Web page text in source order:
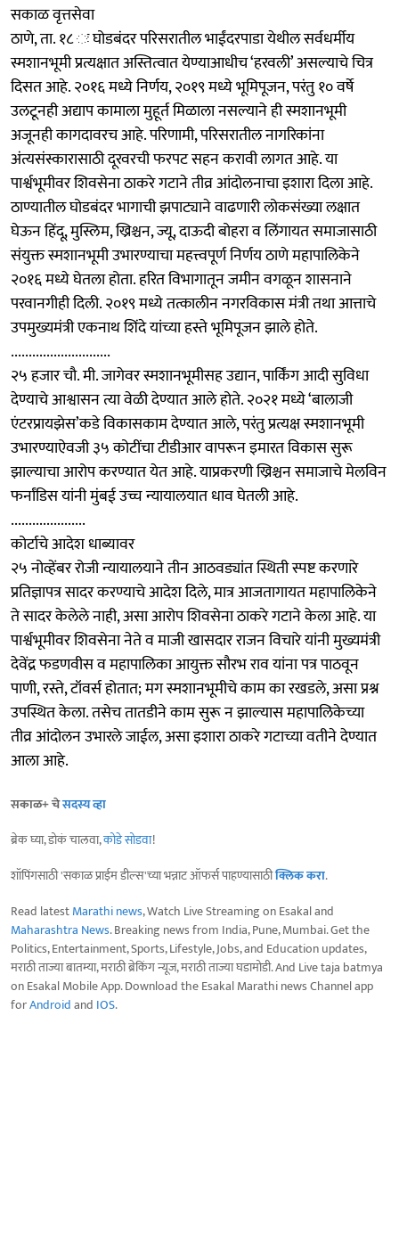
सकाळ वृत्तसेवा
ठाणे, ता. १८ ः घोडबंदर परिसरातील भाईंदरपाडा येथील सर्वधर्मीय
स्मशानभूमी प्रत्यक्षात अस्तित्वात येण्याआधीच ‘हरवली’ असल्याचे चित्र
दिसत आहे. २०१६ मध्ये निर्णय, २०१९ मध्ये भूमिपूजन, परंतु १० वर्षे
उलटूनही अद्याप कामाला मुहूर्त मिळाला नसल्याने ही स्मशानभूमी
अजूनही कागदावरच आहे. परिणामी, परिसरातील नागरिकांना
अंत्यसंस्कारासाठी दूरवरची फरपट सहन करावी लागत आहे. या
पार्श्वभूमीवर शिवसेना ठाकरे गटाने तीव्र आंदोलनाचा इशारा दिला आहे.
ठाण्यातील घोडबंदर भागाची झपाट्याने वाढणारी लोकसंख्या लक्षात
घेऊन हिंदू, मुस्लिम, ख्रिश्चन, ज्यू, दाऊदी बोहरा व लिंगायत समाजासाठी
संयुक्त स्मशानभूमी उभारण्याचा महत्त्वपूर्ण निर्णय ठाणे महापालिकेने
२०१६ मध्ये घेतला होता. हरित विभागातून जमीन वगळून शासनाने
परवानगीही दिली. २०१९ मध्ये तत्कालीन नगरविकास मंत्री तथा आत्ताचे
उपमुख्यमंत्री एकनाथ शिंदे यांच्या हस्ते भूमिपूजन झाले होते.
............................
२५ हजार चौ. मी. जागेवर स्मशानभूमीसह उद्यान, पार्किंग आदी सुविधा
देण्याचे आश्वासन त्या वेळी देण्यात आले होते. २०२१ मध्ये ‘बालाजी
एंटरप्रायझेस’कडे विकासकाम देण्यात आले, परंतु प्रत्यक्ष स्मशानभूमी
उभारण्याऐवजी ३५ कोटींचा टीडीआर वापरून इमारत विकास सुरू
झाल्याचा आरोप करण्यात येत आहे. याप्रकरणी ख्रिश्चन समाजाचे मेलविन
फर्नांडिस यांनी मुंबई उच्च न्यायालयात धाव घेतली आहे.
.....................
कोर्टाचे आदेश धाब्यावर
२५ नोव्हेंबर रोजी न्यायालयाने तीन आठवड्यांत स्थिती स्पष्ट करणारे
प्रतिज्ञापत्र सादर करण्याचे आदेश दिले, मात्र आजतागायत महापालिकेने
ते सादर केलेले नाही, असा आरोप शिवसेना ठाकरे गटाने केला आहे. या
पार्श्वभूमीवर शिवसेना नेते व माजी खासदार राजन विचारे यांनी मुख्यमंत्री
देवेंद्र फडणवीस व महापालिका आयुक्त सौरभ राव यांना पत्र पाठवून
पाणी, रस्ते, टॉवर्स होतात; मग स्मशानभूमीचे काम का रखडले, असा प्रश्न
उपस्थित केला. तसेच तातडीने काम सुरू न झाल्यास महापालिकेच्या
तीव्र आंदोलन उभारले जाईल, असा इशारा ठाकरे गटाच्या वतीने देण्यात
आला आहे.
सकाळ+ चेसदस्य व्हा
ब्रेक घ्या, डोकं चालवा,कोडे सोडवा!
शॉपिंगसाठी 'सकाळ प्राईम डील्स'च्या भन्नाट ऑफर्स पाहण्यासाठीक्लिक करा.
Read latestMarathi news, Watch Live Streaming on Esakal and
Maharashtra News. Breaking news from India, Pune, Mumbai. Get the
Politics, Entertainment, Sports, Lifestyle, Jobs, and Education updates,
मराठी ताज्या बातम्या, मराठी ब्रेकिंग न्यूज, मराठी ताज्या घडामोडी. And Live taja batmya
on Esakal Mobile App. Download the Esakal Marathi news Channel app
forAndroidand IOS.